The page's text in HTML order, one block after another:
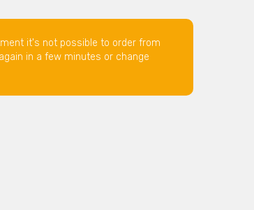
it's not possible to order from
in a few minutes or change